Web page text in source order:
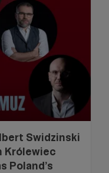
Swidzinski
Królewiec
Poland’s